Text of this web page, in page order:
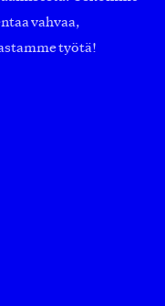
vahvaa,
työtä!